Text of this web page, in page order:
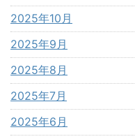
2025年10月
2025年9月
2025年8月
2025年7月
2025年6月